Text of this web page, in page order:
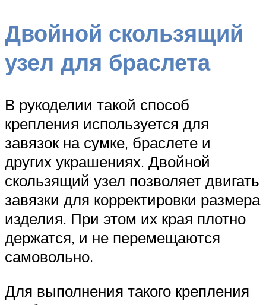
Двойной скользящий
узел для браслета
В рукоделии такой способ
крепления используется для
завязок на сумке, браслете и
других украшениях. Двойной
скользящий узел позволяет двигать
завязки для корректировки размера
изделия. При этом их края плотно
держатся, и не перемещаются
самовольно.
Для выполнения такого крепления